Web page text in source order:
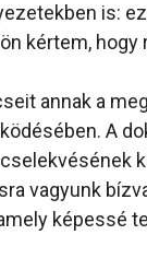
is:
kértem, hogy
annak a
A
vagyunk
képessé